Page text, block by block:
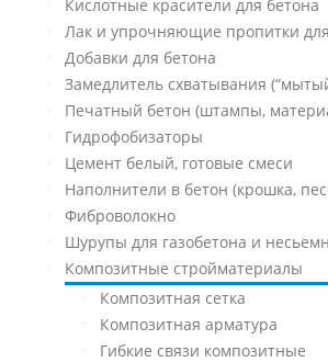
Кислотные красители для бетона
Лак и упрочняющие пропитки
Добавки для бетона
Замедлитель схватывания
Печатный бетон (штампы,
Гидрофобизаторы
Цемент белый, готовые смеси
Наполнители в бетон (крошка,
Фиброволокно
Шурупы для газобетона и
Композитные стройматериалы
Композитная сетка
Композитная арматура
Гибкие связи композитные